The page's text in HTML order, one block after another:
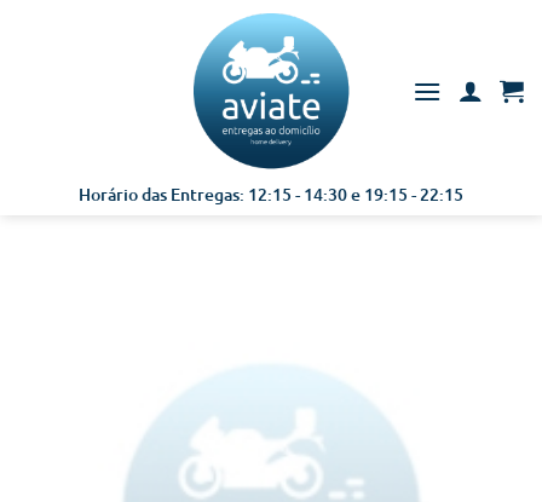
Horário das Entregas: 12:15 - 14:30 e 19:15 - 22:15